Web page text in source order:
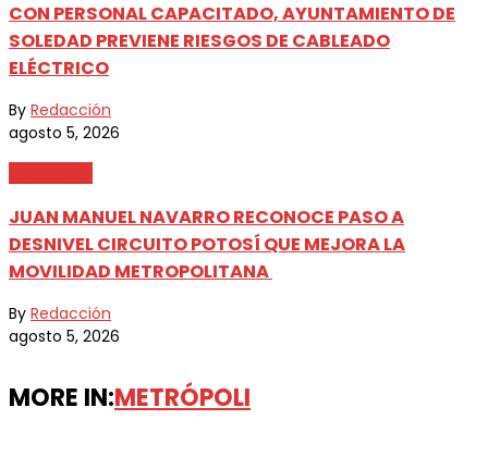
CON PERSONAL CAPACITADO, AYUNTAMIENTO DE
SOLEDAD PREVIENE RIESGOS DE CABLEADO
ELÉCTRICO
By Redacción
agosto 5, 2026
JUAN MANUEL NAVARRO RECONOCE PASO A
DESNIVEL CIRCUITO POTOSÍ QUE MEJORA LA
MOVILIDAD METROPOLITANA
By Redacción
agosto 5, 2026
MORE IN:METRÓPOLI